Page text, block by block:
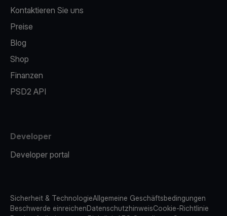
Kontaktieren Sie uns
Preise
Blog
Shop
Finanzen
PSD2 API
Developer
Developer portal
Sicherheit & TechnologieAllgemeine Geschäftsbedingungen
Beschwerde einreichenDatenschutzhinweisCookie-Richtlinie